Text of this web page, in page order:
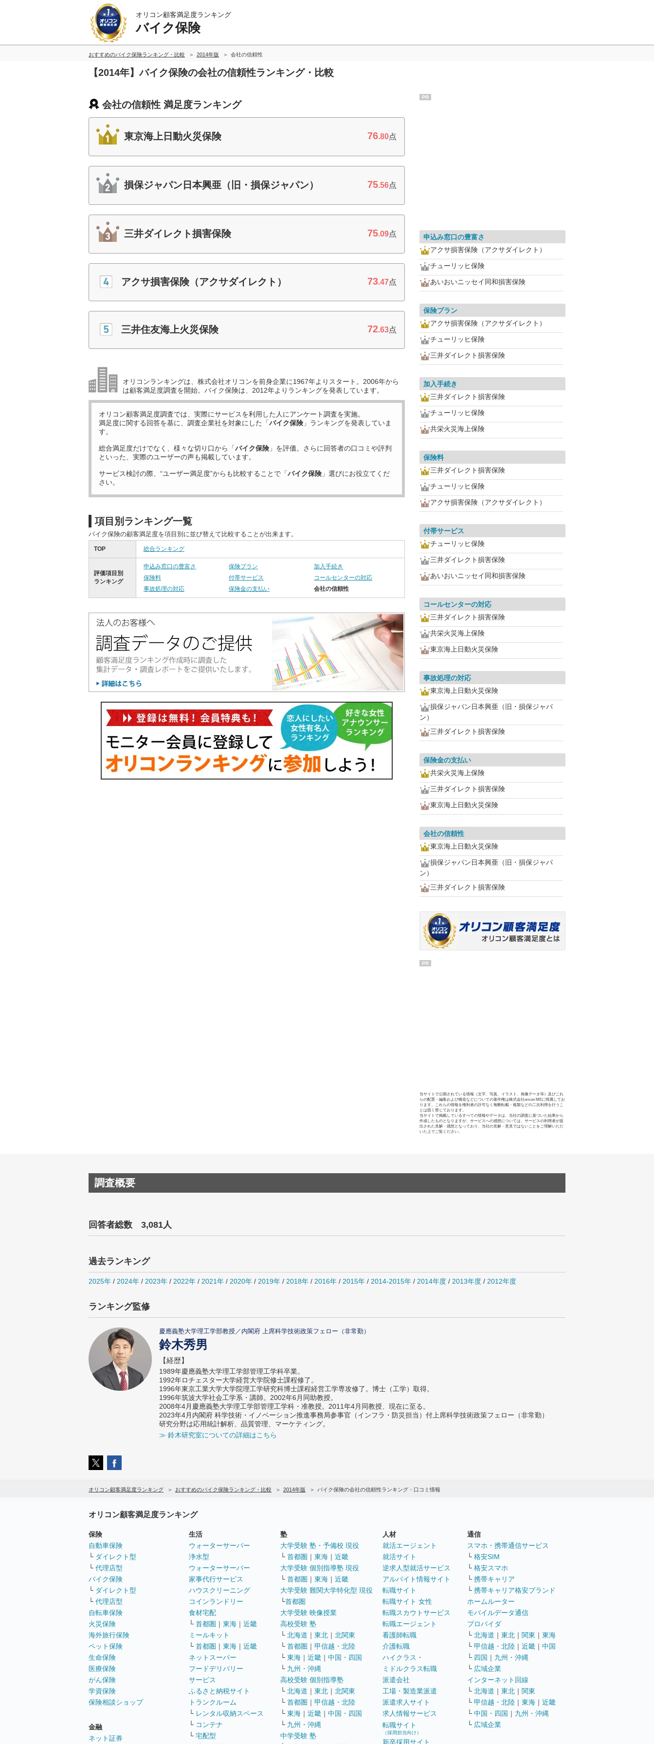
オリコン顧客満足度ランキング
バイク保険
おすすめのバイク保険ランキング・比較 2014年版 会社の信頼性
【2014年】バイク保険の会社の信頼性ランキング・比較
会社の信頼性 満足度ランキング
東京海上日動火災保険 76.80点
損保ジャパン日本興亜（旧・損保ジャパン） 75.56点
三井ダイレクト損害保険 75.09点
アクサ損害保険（アクサダイレクト） 73.47点
三井住友海上火災保険 72.63点
オリコンランキングは、株式会社オリコンを前身企業に1967年よりスタート。2006年から
は顧客満足度調査を開始。バイク保険は、2012年よりランキングを発表しています。
オリコン顧客満足度調査では、実際にサービスを利用した 人にアンケート調査を実施。
満足度に関する回答を基に、調査企業社を対象にした「バイク保険 」ランキングを発表していま
す。
総合満足度だけでなく、様々な切り口から「バイク保険 」を評価。さらに回答者の口コミや評判
といった、実際のユーザーの声も掲載しています。
サービス検討の際、“ユーザー満足度”からも比較することで「バイク保険 」選びにお役立てくだ
さい。
項目別ランキング一覧
バイク保険の顧客満足度を項目別に並び替えて比較することが出来ます。
TOP 総合ランキング
評価項目別
ランキング
申込み窓口の豊富さ 保険プラン
加入手続き
保険料
付帯サービス
コールセンターの対応
事故処理の対応
保険金の支払い 会社の信頼性
PR
申込み窓口の豊富さ
アクサ損害保険（アクサダイレクト）
チューリッヒ保険
あいおいニッセイ同和損害保険
保険プラン
アクサ損害保険（アクサダイレクト）
チューリッヒ保険
三井ダイレクト損害保険
加入手続き
三井ダイレクト損害保険
チューリッヒ保険
共栄火災海上保険
保険料
三井ダイレクト損害保険
チューリッヒ保険
アクサ損害保険（アクサダイレクト）
付帯サービス
チューリッヒ保険
三井ダイレクト損害保険
あいおいニッセイ同和損害保険
コールセンターの対応
三井ダイレクト損害保険
共栄火災海上保険
東京海上日動火災保険
事故処理の対応
東京海上日動火災保険
損保ジャパン日本興亜（旧・損保ジャパ
ン）
三井ダイレクト損害保険
保険金の支払い
共栄火災海上保険
三井ダイレクト損害保険
東京海上日動火災保険
会社の信頼性
東京海上日動火災保険
損保ジャパン日本興亜（旧・損保ジャパ
ン）
三井ダイレクト損害保険
PR
当サイトで公開されている情報（文字、写真、イラスト、画像データ等）及びこれ
らの配置・編集および構造などについての著作権は株式会社oricon MEに帰属してお
ります。これらの情報を権利者の許可なく無断転載・複製などの二次利用を行うこ
とは固く禁じております。
当サイトで掲載しているすべての情報やデータは、当社の調査に基づいた結果から
作成したものとなりますが、サービスへの感想については、サービスの利用者が提
出された見解・感想となっており、当社の見解・意見ではないことをご理解いただ
いた上でご覧ください。
調査概要
回答者総数 3,081人
過去ランキング
2025年 / 2024年 / 2023年 / 2022年 / 2021年 / 2020年 / 2019年 / 2018年 / 2016年 / 2015年 / 2014-2015年 / 2014年度 / 2013年度 / 2012年度
ランキング監修
慶應義塾大学理工学部教授／内閣府 上席科学技術政策フェロー（非常勤）
鈴木秀男
【経歴】
1989年慶應義塾大学理工学部管理工学科卒業。
1992年ロチェスター大学経営大学院修士課程修了。
1996年東京工業大学大学院理工学研究科博士課程経営工学専攻修了。博士（工学）取得。
1996年筑波大学社会工学系・講師。2002年6月同助教授。
2008年4月慶應義塾大学理工学部管理工学科・准教授。2011年4月同教授、現在に至る。
2023年4月内閣府 科学技術・イノベーション推進事務局参事官（インフラ・防災担当）付上席科学技術政策フェロー（非常勤）
研究分野は応用統計解析、品質管理、マーケティング。
≫ 鈴木研究室についての詳細はこちら
オリコン顧客満足度ランキング おすすめのバイク保険ランキング・比較 2014年版 バイク保険の会社の信頼性ランキング・口コミ情報
オリコン顧客満足度ランキング
保険
自動車保険
└ ダイレクト型
└ 代理店型
バイク保険
└ ダイレクト型
└ 代理店型
自転車保険
火災保険
海外旅行保険
ペット保険
生命保険
医療保険
がん保険
学資保険
保険相談ショップ
金融
ネット証券
生活
ウォーターサーバー
浄水型
ウォーターサーバー
家事代行サービス
ハウスクリーニング
コインランドリー
食材宅配
└ 首都圏 ｜ 東海 ｜ 近畿
ミールキット
└ 首都圏 ｜ 東海 ｜ 近畿
ネットスーパー
フードデリバリー
サービス
ふるさと納税サイト
トランクルーム
└ レンタル収納スペース
└ コンテナ
└ 宅配型
塾
大学受験 塾・予備校 現役
└ 首都圏 ｜ 東海 ｜ 近畿
大学受験 個別指導塾 現役
└ 首都圏 ｜ 東海 ｜ 近畿
大学受験 難関大学特化型 現役
└首都圏
大学受験 映像授業
高校受験 塾
└ 北海道 ｜ 東北 ｜ 北関東
└ 首都圏 ｜ 甲信越・北陸
└ 東海 ｜ 近畿 ｜ 中国・四国
└ 九州・沖縄
高校受験 個別指導塾
└ 北海道 ｜ 東北 ｜ 北関東
└ 首都圏 ｜ 甲信越・北陸
└ 東海 ｜ 近畿 ｜ 中国・四国
└ 九州・沖縄
中学受験 塾
人材
就活エージェント
就活サイト
逆求人型就活サービス
アルバイト情報サイト
転職サイト
転職サイト 女性
転職スカウトサービス
転職エージェント
看護師転職
介護転職
ハイクラス・
ミドルクラス転職
派遣会社
工場・製造業派遣
派遣求人サイト
求人情報サービス
転職サイト
（採用担当向け）
新卒採用サイト
通信
スマホ・携帯通信サービス
└ 格安SIM
└ 格安スマホ
└ 携帯キャリア
└ 携帯キャリア格安ブランド
ホームルーター
モバイルデータ通信
プロバイダ
└ 北海道 ｜ 東北 ｜ 関東 ｜ 東海
└ 甲信越・北陸 ｜ 近畿 ｜ 中国
└ 四国 ｜ 九州・沖縄
└ 広域企業
インターネット回線
└ 北海道 ｜ 東北 ｜ 関東
└ 甲信越・北陸 ｜ 東海 ｜ 近畿
└ 中国・四国 ｜ 九州・沖縄
└ 広域企業